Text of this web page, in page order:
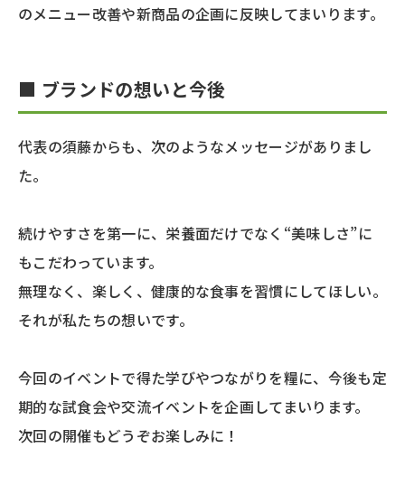
のメニュー改善や新商品の企画に反映してまいります。
■ ブランドの想いと今後
代表の須藤からも、次のようなメッセージがありまし
た。
続けやすさを第一に、栄養面だけでなく“美味しさ”に
もこだわっています。
無理なく、楽しく、健康的な食事を習慣にしてほしい。
それが私たちの想いです。
今回のイベントで得た学びやつながりを糧に、今後も定
期的な試食会や交流イベントを企画してまいります。
次回の開催もどうぞお楽しみに！